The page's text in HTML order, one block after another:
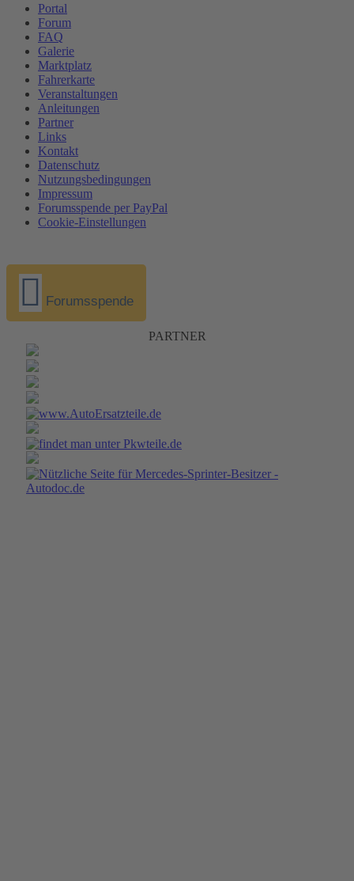
Portal
Forum
FAQ
Galerie
Marktplatz
Fahrerkarte
Veranstaltungen
Anleitungen
Partner
Links
Kontakt
Datenschutz
Nutzungsbedingungen
Impressum
Forumsspende per PayPal
Cookie-Einstellungen
Forumsspende
PARTNER